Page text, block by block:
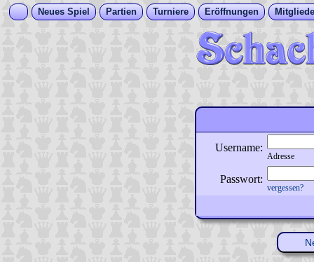
Neues Spiel Partien Turniere Eröffnungen
Username:
Adresse
Passwort:
vergessen?